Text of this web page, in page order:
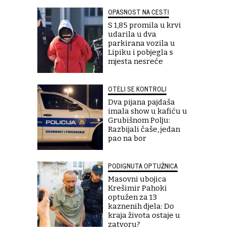
OPASNOST NA CESTI
S 1,85 promila u krvi
udarila u dva
parkirana vozila u
Lipiku i pobjegla s
mjesta nesreće
OTELI SE KONTROLI
Dva pijana pajdaša
imala show u kafiću u
Grubišnom Polju:
Razbijali čaše, jedan
pao na bor
PODIGNUTA OPTUŽNICA
Masovni ubojica
Krešimir Pahoki
optužen za 13
kaznenih djela: Do
kraja života ostaje u
zatvoru?